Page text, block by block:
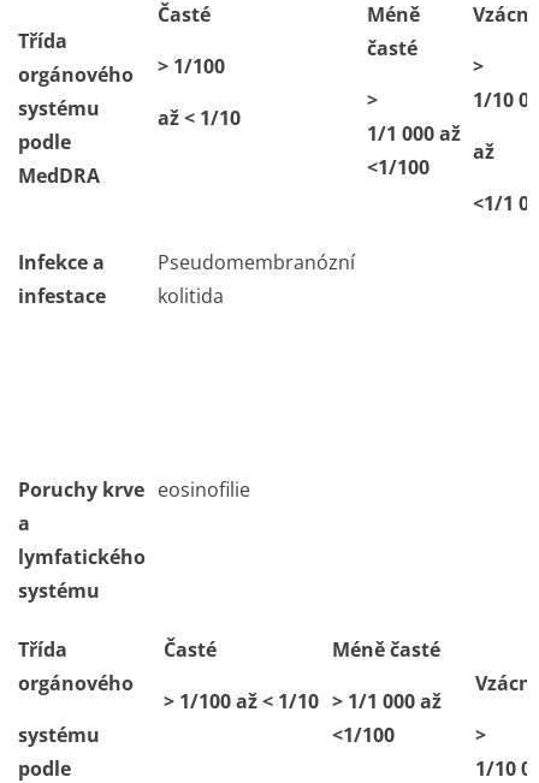
Třída
orgánového
systému
podle
MedDRA
Časté
> 1/100
až < 1/10
Méně
časté
>
1/1 000 až
<1/100
Vzácné
>
1/10
až
<1/1
Infekce a
infestace
Pseudomembranózní
kolitida
Poruchy krve
a
lymfatického
systému
eosinofilie
Třída
orgánového
systému
podle
Časté
> 1/100 až < 1/10
Méně časté
> 1/1 000 až
<1/100
>
1/10